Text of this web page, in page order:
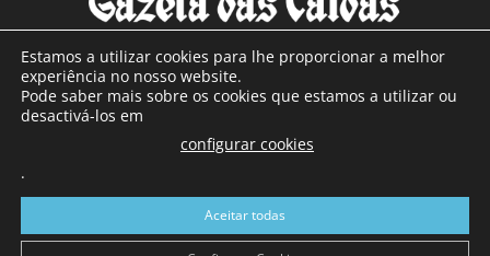
SOBRE NÓS
Com sede nas Caldas da Rainha e mais de 90 anos de
a sul de distrito de Leiria, com mais de 40.000 leitores por
toda a região Oeste. Jornal com distribuição em Portugal
Continental e assinatura online.
Estamos a utilizar cookies para lhe proporcionar a melhor
experiência no nosso website.
Pode saber mais sobre os cookies que estamos a utilizar ou
desactivá-los em
configurar cookies
.
Aceitar todas